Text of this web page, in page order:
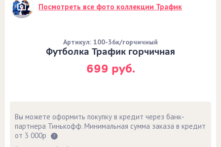
Посмотреть все фото коллекции Трафик
699 руб.
Футболка Трафик горчичная
Артикул: 100-36к/горчичный
Вы можете оформить покупку в кредит через банк-
партнера Тинькофф. Минимальная сумма заказа в кредит
от 3 000р